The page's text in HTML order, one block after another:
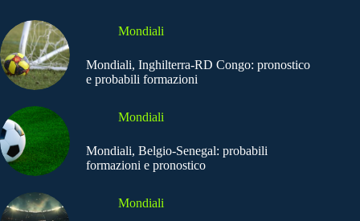
Mondiali
Mondiali, Inghilterra-RD Congo: pronostico
e probabili formazioni
Mondiali
Mondiali, Belgio-Senegal: probabili
formazioni e pronostico
Mondiali